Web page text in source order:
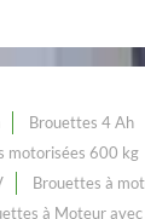
Brouettes 4 Ah
motorisées 600 kg
Brouettes à
à Moteur